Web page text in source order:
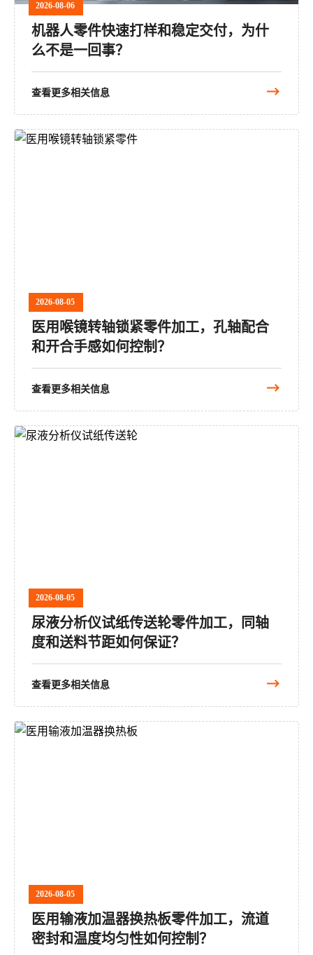
2026-08-06
机器人零件快速打样和稳定交付，为什
么不是一回事？
查看更多相关信息
2026-08-05
医用喉镜转轴锁紧零件加工，孔轴配合
和开合手感如何控制？
查看更多相关信息
2026-08-05
尿液分析仪试纸传送轮零件加工，同轴
度和送料节距如何保证？
查看更多相关信息
2026-08-05
医用输液加温器换热板零件加工，流道
密封和温度均匀性如何控制？